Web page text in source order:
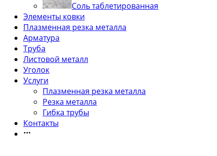
Соль таблетированная
Элементы ковки
Плазменная резка металла
Арматура
Труба
Листовой металл
Уголок
Услуги
Плазменная резка металла
Резка металла
Гибка трубы
Контакты